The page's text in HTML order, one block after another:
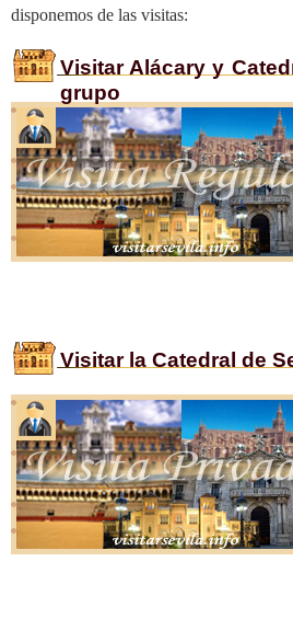
disponemos de las visitas:
Visitar Alácary y
grupo
Visitar la Catedral de